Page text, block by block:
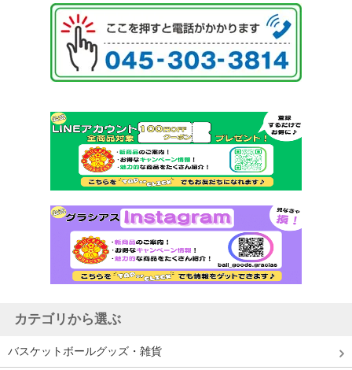
カテゴリから選ぶ
バスケットボールグッズ・雑貨